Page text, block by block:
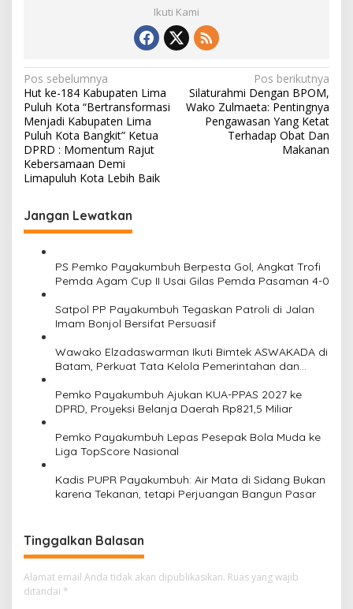
Ikuti Kami
N
a
v
i
g
s
i
Pos sebelumnya
Hut ke-184 Kabupaten Lima
Puluh Kota “Bertransformasi
Menjadi Kabupaten Lima
Puluh Kota Bangkit” Ketua
DPRD : Momentum Rajut
Kebersamaan Demi
Limapuluh Kota Lebih Baik
Pos berikutnya
Silaturahmi Dengan BPOM,
Wako Zulmaeta: Pentingnya
Pengawasan Yang Ketat
Terhadap Obat Dan
Makanan
Jangan Lewatkan
PS Pemko Payakumbuh Berpesta Gol, Angkat Trofi
Pemda Agam Cup II Usai Gilas Pemda Pasaman 4-0
Satpol PP Payakumbuh Tegaskan Patroli di Jalan
Imam Bonjol Bersifat Persuasif
Wawako Elzadaswarman Ikuti Bimtek ASWAKADA di
Batam, Perkuat Tata Kelola Pemerintahan dan
Pemko Payakumbuh Ajukan KUA-PPAS 2027 ke
DPRD, Proyeksi Belanja Daerah Rp821,5 Miliar
Pemko Payakumbuh Lepas Pesepak Bola Muda ke
Liga TopScore Nasional
Kadis PUPR Payakumbuh: Air Mata di Sidang Bukan
karena Tekanan, tetapi Perjuangan Bangun Pasar
Tinggalkan Balasan
Alamat email Anda tidak akan dipublikasikan. Ruas yang wajib
ditandai *